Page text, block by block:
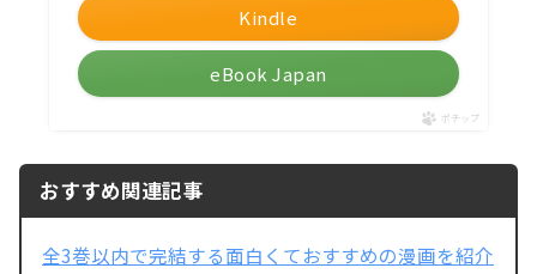
Kindle
eBook Japan
ポチップ
おすすめ関連記事
全3巻以内で完結する面白くておすすめの漫画を紹介